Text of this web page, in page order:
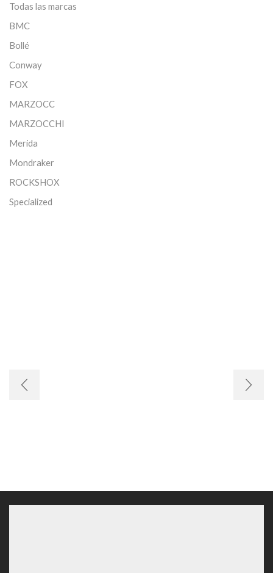
Todas las marcas
BMC
Bollé
Conway
FOX
MARZOCC
MARZOCCHI
Merida
Mondraker
ROCKSHOX
Specialized